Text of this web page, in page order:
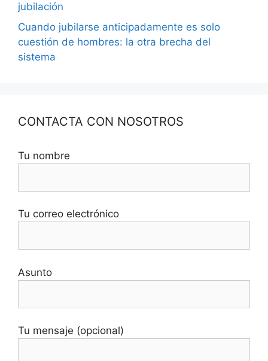
jubilación
Cuando jubilarse anticipadamente es solo
cuestión de hombres: la otra brecha del
sistema
CONTACTA CON NOSOTROS
Tu nombre
Tu correo electrónico
Asunto
Tu mensaje (opcional)